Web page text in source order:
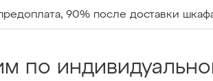
90% после доставки
по